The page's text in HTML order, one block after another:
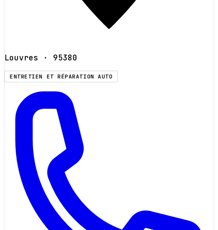
Louvres · 95380
ENTRETIEN ET RÉPARATION AUTO